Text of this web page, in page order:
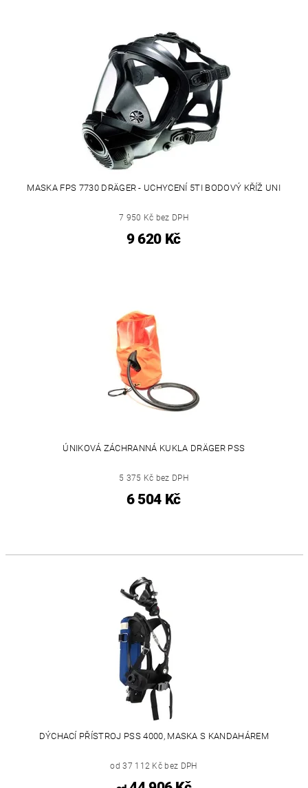
MASKA FPS 7730 DRÄGER - UCHYCENÍ 5TI BODOVÝ KŘÍŽ UNI
7 950 Kč bez DPH
9 620 Kč
ÚNIKOVÁ ZÁCHRANNÁ KUKLA DRÄGER PSS
5 375 Kč bez DPH
6 504 Kč
DÝCHACÍ PŘÍSTROJ PSS 4000, MASKA S KANDAHÁREM
od 37 112 Kč bez DPH